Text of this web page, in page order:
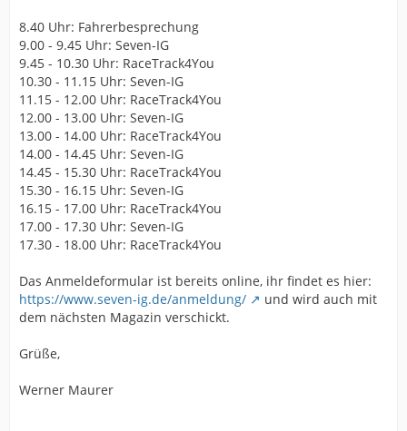
8.40 Uhr: Fahrerbesprechung
9.00 - 9.45 Uhr: Seven-IG
9.45 - 10.30 Uhr: RaceTrack4You
10.30 - 11.15 Uhr: Seven-IG
11.15 - 12.00 Uhr: RaceTrack4You
12.00 - 13.00 Uhr: Seven-IG
13.00 - 14.00 Uhr: RaceTrack4You
14.00 - 14.45 Uhr: Seven-IG
14.45 - 15.30 Uhr: RaceTrack4You
15.30 - 16.15 Uhr: Seven-IG
16.15 - 17.00 Uhr: RaceTrack4You
17.00 - 17.30 Uhr: Seven-IG
17.30 - 18.00 Uhr: RaceTrack4You
Das Anmeldeformular ist bereits online, ihr findet es hier:
https://www.seven-ig.de/anmeldung/
und wird auch mit
dem nächsten Magazin verschickt.
Grüße,
Werner Maurer